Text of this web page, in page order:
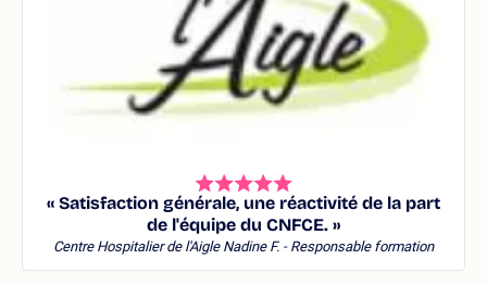
« Satisfaction générale, une réactivité de la part
de l'équipe du CNFCE. »
Centre Hospitalier de l'Aigle Nadine F. - Responsable formation